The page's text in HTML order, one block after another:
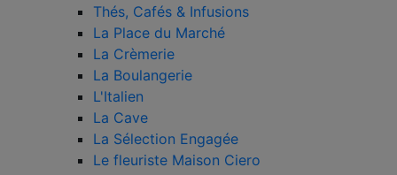
Thés, Cafés & Infusions
La Place du Marché
La Crèmerie
La Boulangerie
L'Italien
La Cave
La Sélection Engagée
Le fleuriste Maison Ciero